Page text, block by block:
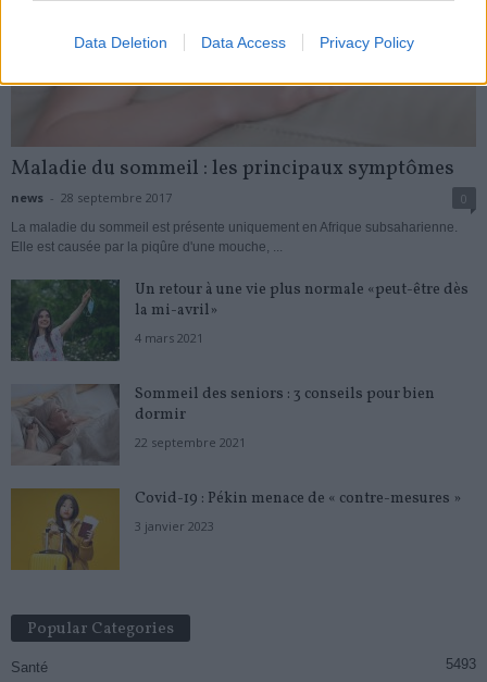
Data Deletion Data Access Privacy Policy
Maladie du sommeil : les principaux symptômes
news - 28 septembre 2017 0
La maladie du sommeil est présente uniquement en Afrique subsaharienne.
Elle est causée par la piqûre d'une mouche, ...
Un retour à une vie plus normale «peut-être dès
la mi-avril»
4 mars 2021
Sommeil des seniors : 3 conseils pour bien
dormir
22 septembre 2021
Covid-19 : Pékin menace de « contre-mesures »
3 janvier 2023
Popular Categories
Santé 5493